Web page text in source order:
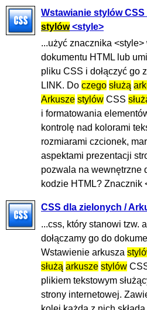
Wstawianie stylów
stylów<style>
...użyć znacznika
dokumentu HTML lub
pliku CSS i dołączyć go
LINK. Do czego służą
Arkusze stylów CSS
i formatowania
kontrolę nad kolorami
rozmiarami czcionek,
aspektami prezentacji
pozwala na wewnętrzne
kodzie HTML? Znacznik
CSS dla zielonych /
...css, który stanowi tzw.
dołączamy go do
Wstawienie arkusza
służą arkusze stylów
plikiem tekstowym
strony internetowej.